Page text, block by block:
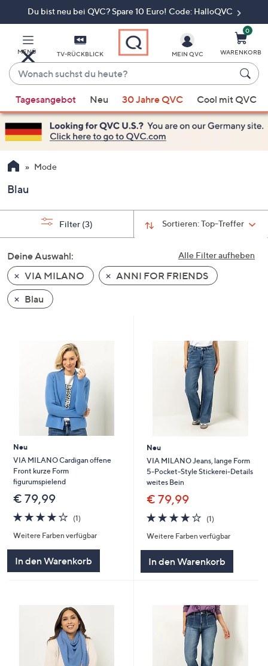
Du bist neu bei QVC? Spare 10 Euro! Code: HalloQVC
MENÜ TV-RÜCKBLICK
Wonach
suchst
du
heute?
Vorschläge
verfügbar
sind,
verwenden
Sie
Pfeiltasten
nach
und
nach
unten
oder
wischen
Sie
anzuzeigen.
MEIN QVC
0
WARENKORB
Tagesangebot Neu 30 Jahre QVC Cool mit QVC
Mode
Blau
Sortieren:Top-Treffer
Filter (3)
Alle Filter aufheben
Deine Auswahl:
VIA MILANO
ANNI FOR FRIENDS
Blau
Neu
VIA MILANO Cardigan offene
Front kurze Form
figurumspielend
€ 79,99
4.0
von
5
(1)1
Weitere Farben verfügbar
In den Warenkorb
Neu
VIA MILANO Jeans, lange Form
5-Pocket-Style Stickerei-Details
weites Bein
€ 79,99
4.0
von
5
(1)1
Weitere Farben verfügbar
In den Warenkorb